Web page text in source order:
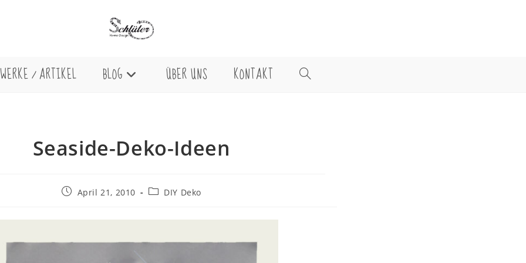
WERKE / ARTIKEL BLOG ÜBER UNS KONTAKT WEBSITE-
Seaside-Deko-Ideen
BeitragApril 21, 2010
Beitrags-
DIY Deko